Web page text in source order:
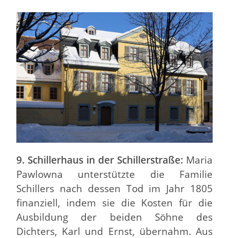
9. Schillerhaus in der Schillerstraße: Maria
Pawlowna unterstützte die Familie
Schillers nach dessen Tod im Jahr 1805
finanziell, indem sie die Kosten für die
Ausbildung der beiden Söhne des
Dichters, Karl und Ernst, übernahm. Aus